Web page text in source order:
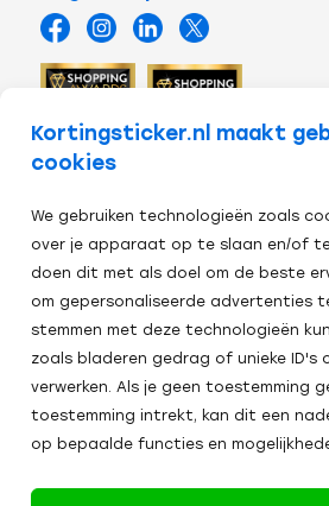
Kortingsticker.nl maakt
cookies
We gebruiken technologieën zoals
over je apparaat op te slaan en/of
doen dit met als doel om de beste
om gepersonaliseerde advertenties
stemmen met deze technologieën
zoals bladeren gedrag of unieke ID's
verwerken. Als je geen toestemming
toestemming intrekt, kan dit een
op bepaalde functies en
Veilig afrekenen:
prijzen zijn excl. BTW Algemene